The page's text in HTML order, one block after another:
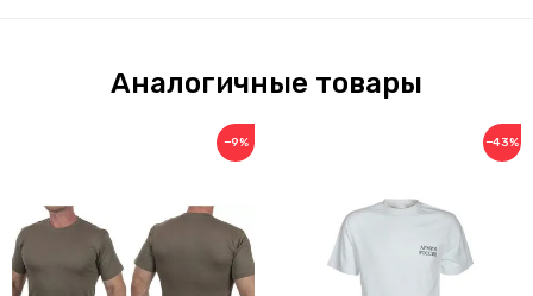
Аналогичные товары
−9% −43%